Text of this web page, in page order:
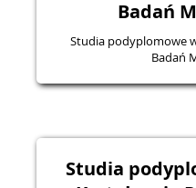
Badań
Studia podyplomowe
Badań
Studia